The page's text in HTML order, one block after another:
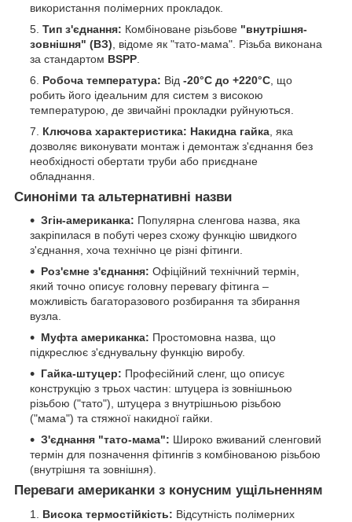
використання полімерних прокладок.
Тип з'єднання: Комбіноване різьбове "внутрішня-
зовнішня" (ВЗ) , відоме як "тато-мама". Різьба виконана
за стандартом BSPP
Робоча температура: Від -20°C до +220°C , що
робить його ідеальним для систем з високою
температурою, де звичайні прокладки руйнуються.
Ключова характеристика: Накидна гайка , яка
дозволяє виконувати монтаж і демонтаж з'єднання без
необхідності обертати труби або приєднане
обладнання.
Синоніми та альтернативні назви
Згін-американка: Популярна сленгова назва, яка
закріпилася в побуті через схожу функцію швидкого
з'єднання, хоча технічно це різні фітинги.
Роз'ємне з'єднання: Офіційний технічний термін,
який точно описує головну перевагу фітинга –
можливість багаторазового розбирання та збирання
вузла.
Муфта американка: Простомовна назва, що
підкреслює з'єднувальну функцію виробу.
Гайка-штуцер: Професійний сленг, що описує
конструкцію з трьох частин: штуцера із зовнішньою
різьбою ("тато"), штуцера з внутрішньою різьбою
("мама") та стяжної накидної гайки.
З'єднання "тато-мама": Широко вживаний сленговий
термін для позначення фітингів з комбінованою різьбою
(внутрішня та зовнішня).
Переваги американки з конусним ущільненням
Висока термостійкість: Відсутність полімерних